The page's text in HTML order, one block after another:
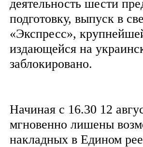
деятельность шести
подготовку, выпуск в
«Экспресс»,
издающейся на
заблокировано.
Начиная с 16.30 12
мгновенно лишены
накладных в Едином